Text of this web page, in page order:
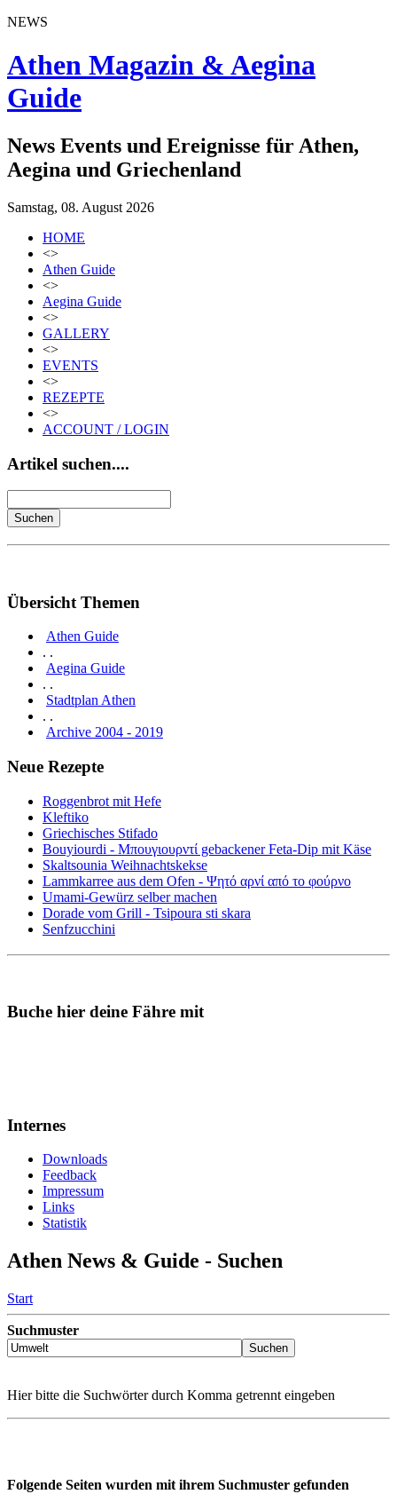
NEWS
Athen Magazin & Aegina
Guide
News Events und Ereignisse für Athen,
Aegina und Griechenland
Samstag, 08. August 2026
HOME
<>
Athen Guide
<>
Aegina Guide
<>
GALLERY
<>
EVENTS
<>
REZEPTE
<>
ACCOUNT / LOGIN
Artikel suchen....
Übersicht Themen
Athen Guide
. .
Aegina Guide
. .
Stadtplan Athen
. .
Archive 2004 - 2019
Neue Rezepte
Roggenbrot mit Hefe
Kleftiko
Griechisches Stifado
Bouyiourdi - Μπουγιουρντί gebackener Feta-Dip mit Käse
Skaltsounia Weihnachtskekse
Lammkarree aus dem Ofen - Ψητό αρνί από το φούρνο
Umami-Gewürz selber machen
Dorade vom Grill - Tsipoura sti skara
Senfzucchini
Buche hier deine Fähre mit
Internes
Downloads
Feedback
Impressum
Links
Statistik
Athen News & Guide - Suchen
Start
Suchmuster
Hier bitte die Suchwörter durch Komma getrennt eingeben
Folgende Seiten wurden mit ihrem Suchmuster gefunden